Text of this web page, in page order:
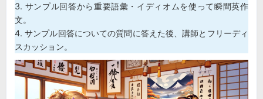
3. サンプル回答から重要語彙・イディオムを使って瞬間英作
文。
4. サンプル回答についての質問に答えた後、講師とフリーディ
スカッション。